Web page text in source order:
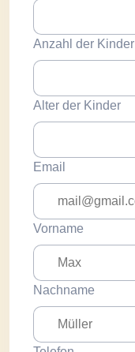
Anzahl der Kinder
Alter der Kinder
Email
Vorname
Nachname